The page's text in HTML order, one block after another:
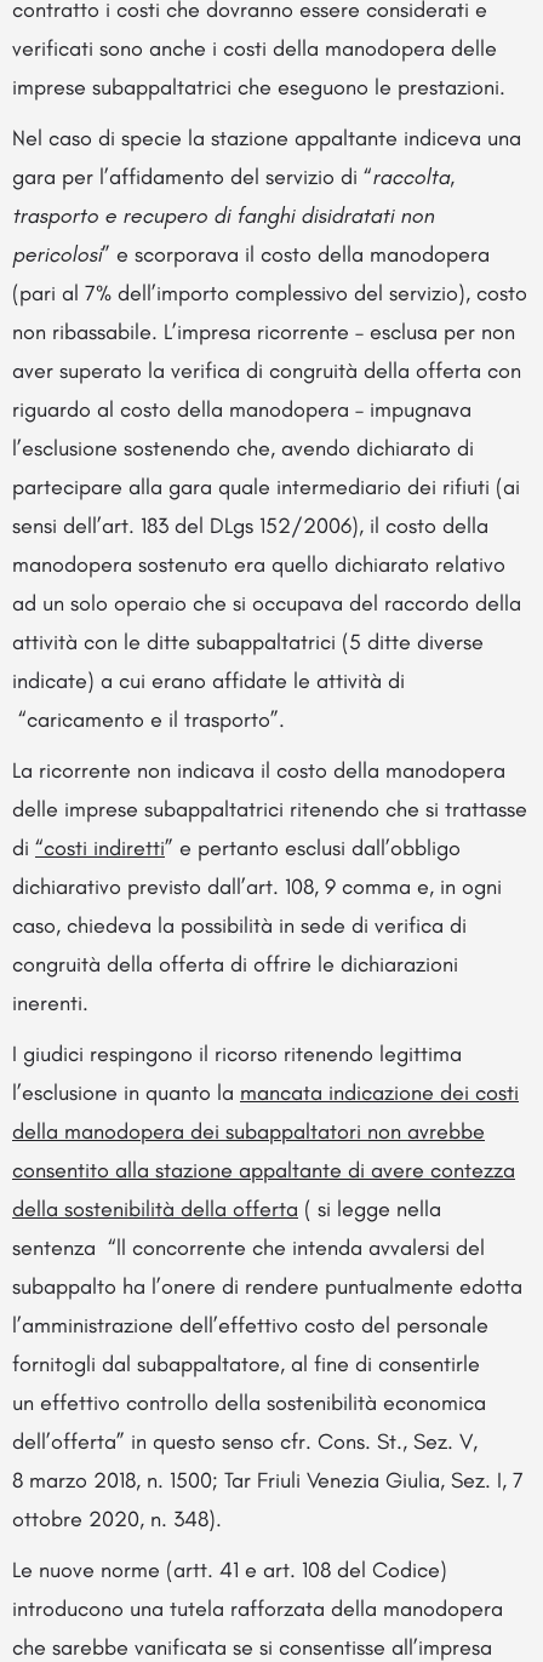
contratto i costi che dovranno essere considerati e
verificati sono anche i costi della manodopera delle
imprese subappaltatrici che eseguono le prestazioni.
Nel caso di specie la stazione appaltante indiceva una
gara per l’affidamento del servizio di “raccolta,
trasporto e recupero di fanghi disidratati non
pericolosi” e scorporava il costo della manodopera
(pari al 7% dell’importo complessivo del servizio), costo
non ribassabile. L’impresa ricorrente – esclusa per non
aver superato la verifica di congruità della offerta con
riguardo al costo della manodopera – impugnava
l’esclusione sostenendo che, avendo dichiarato di
partecipare alla gara quale intermediario dei rifiuti (ai
sensi dell’art. 183 del DLgs 152/2006), il costo della
manodopera sostenuto era quello dichiarato relativo
ad un solo operaio che si occupava del raccordo della
attività con le ditte subappaltatrici (5 ditte diverse
indicate) a cui erano affidate le attività di
“caricamento e il trasporto”.
La ricorrente non indicava il costo della manodopera
delle imprese subappaltatrici ritenendo che si trattasse
di “costi indiretti” e pertanto esclusi dall’obbligo
dichiarativo previsto dall’art. 108, 9 comma e, in ogni
caso, chiedeva la possibilità in sede di verifica di
congruità della offerta di offrire le dichiarazioni
inerenti.
I giudici respingono il ricorso ritenendo legittima
l’esclusione in quanto la mancata indicazione dei costi
della manodopera dei subappaltatori non avrebbe
consentito alla stazione appaltante di avere contezza
della sostenibilità della offerta ( si legge nella
sentenza “ll concorrente che intenda avvalersi del
subappalto ha l’onere di rendere puntualmente edotta
l’amministrazione dell’effettivo costo del personale
fornitogli dal subappaltatore, al fine di consentirle
un effettivo controllo della sostenibilità economica
dell’offerta” in questo senso cfr. Cons. St., Sez. V,
8 marzo 2018, n. 1500; Tar Friuli Venezia Giulia, Sez. I, 7
ottobre 2020, n. 348).
Le nuove norme (artt. 41 e art. 108 del Codice)
introducono una tutela rafforzata della manodopera
che sarebbe vanificata se si consentisse all’impresa